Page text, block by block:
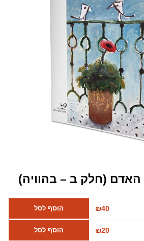
האדם (חלק ב – בהוויה)
₪40 הוסף לסל
₪20 הוסף לסל